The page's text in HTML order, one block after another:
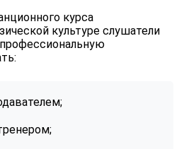
курса
культуре слушатели